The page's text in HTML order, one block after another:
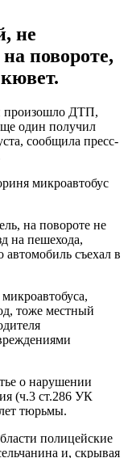
не
повороте,
произошло ДТП,
один получил
сообщила пресс-
микроавтобус
на повороте не
на пешехода,
автомобиль съехал в
тоже местный
о нарушении
(ч.3 ст.286 УК
тюрьмы.
полицейские
и, скрывая